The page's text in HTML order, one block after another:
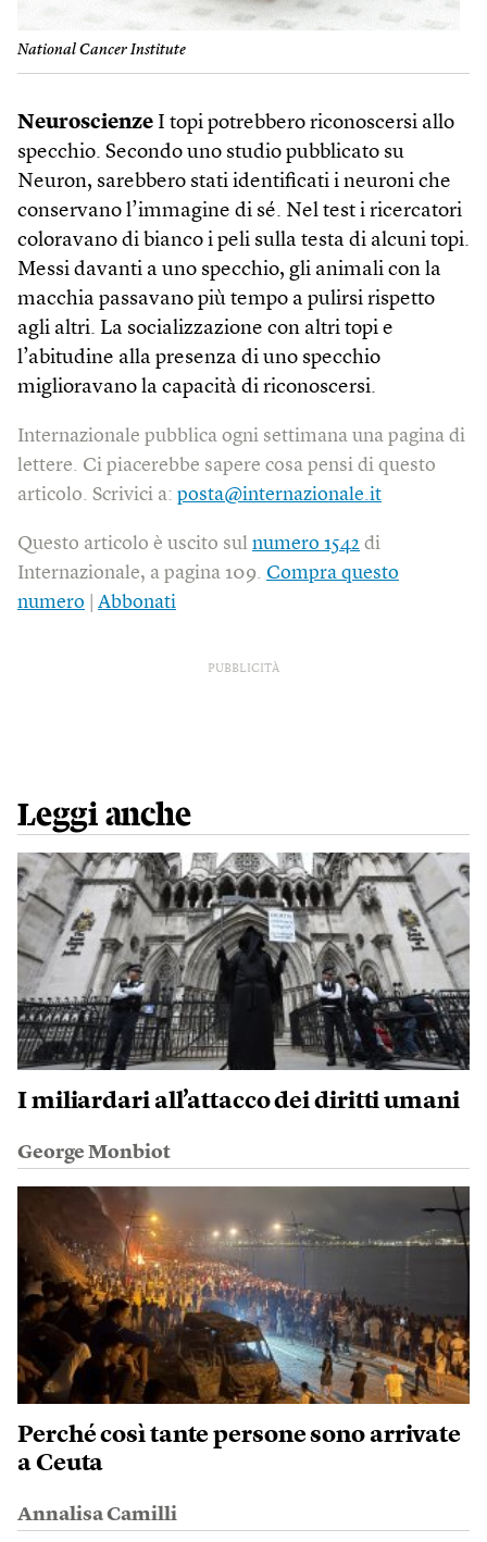
National Cancer Institute
Neuroscienze I topi potrebbero riconoscersi allo
specchio. Secondo uno studio pubblicato su
Neuron, sarebbero stati identificati i neuroni che
conservano l’immagine di sé. Nel test i ricercatori
coloravano di bianco i peli sulla testa di alcuni topi.
Messi davanti a uno specchio, gli animali con la
macchia passavano più tempo a pulirsi rispetto
agli altri. La socializzazione con altri topi e
l’abitudine alla presenza di uno specchio
miglioravano la capacità di riconoscersi.
Internazionale pubblica ogni settimana una pagina di
lettere. Ci piacerebbe sapere cosa pensi di questo
articolo. Scrivici a: posta@internazionale.it
Questo articolo è uscito sul numero 1542 di
Internazionale, a pagina 109. Compra questo
numero
Abbonati
PUBBLICITÀ
Leggi anche
I miliardari all’attacco dei diritti umani
George Monbiot
Perché così tante persone sono arrivate
a Ceuta
Annalisa Camilli